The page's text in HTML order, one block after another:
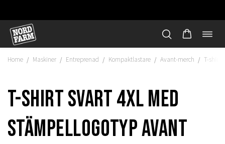
Hoppa
innehåll
Home / Maskiner / Entreprenad / Kompaktlastare / Avant-merch / T-shirt
T-shirt svart 4xl med
stämpellogotyp Avant